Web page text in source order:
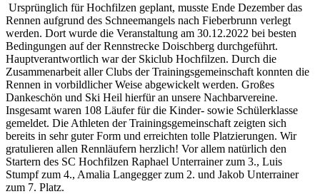
Ursprünglich für Hochfilzen geplant, musste Ende Dezember das
Rennen aufgrund des Schneemangels nach Fieberbrunn verlegt
werden. Dort wurde die Veranstaltung am 30.12.2022 bei besten
Bedingungen auf der Rennstrecke Doischberg durchgeführt.
Hauptverantwortlich war der Skiclub Hochfilzen. Durch die
Zusammenarbeit aller Clubs der Trainingsgemeinschaft konnten die
Rennen in vorbildlicher Weise abgewickelt werden. Großes
Dankeschön und Ski Heil hierfür an unsere Nachbarvereine.
Insgesamt waren 108 Läufer für die Kinder- sowie Schülerklasse
gemeldet. Die Athleten der Trainingsgemeinschaft zeigten sich
bereits in sehr guter Form und erreichten tolle Platzierungen. Wir
gratulieren allen Rennläufern herzlich! Vor allem natürlich den
Startern des SC Hochfilzen Raphael Unterrainer zum 3., Luis
Stumpf zum 4., Amalia Langegger zum 2. und Jakob Unterrainer
zum 7. Platz.